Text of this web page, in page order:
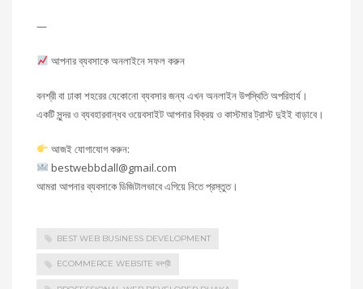
—
আপনার ব্যবসাকে অনলাইনে সফল করুন
বনশ্রী বা ঢাকা শহরের যেকোনো ব্যবসার জন্য এখন অনলাইন উপস্থিতি অপরিহার্য।
একটি সুন্দর ও ব্যবহারবান্ধব ওয়েবসাইট আপনার বিক্রয় ও কাস্টমার ট্রাস্ট দুইই বাড়াবে।
আজই যোগাযোগ করুন:
bestwebbdall@gmail.com
আমরা আপনার ব্যবসাকে ডিজিটালভাবে এগিয়ে নিতে প্রস্তুত।
BEST WEB BUSINESS DEVELOPMENT
ECOMMERCE WEBSITE বনশ্রী